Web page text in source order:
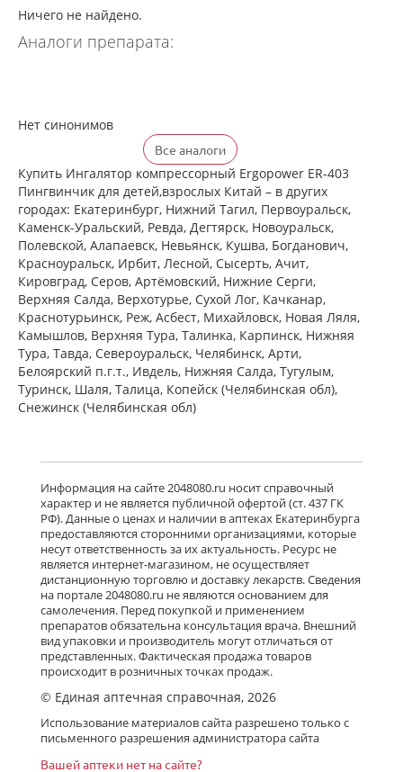
Ничего не найдено.
Аналоги препарата:
Нет синонимов
Все аналоги
Купить Ингалятор компрессорный Ergopower ER-403
Пингвинчик для детей,взрослых Китай – в других
городах: Екатеринбург, Нижний Тагил, Первоуральск,
Каменск-Уральский, Ревда, Дегтярск, Новоуральск,
Полевской, Алапаевск, Невьянск, Кушва, Богданович,
Красноуральск, Ирбит, Лесной, Сысерть, Ачит,
Кировград, Серов, Артёмовский, Нижние Cерги,
Верхняя Салда, Верхотурье, Сухой Лог, Качканар,
Краснотурьинск, Реж, Асбест, Михайловск, Новая Ляля,
Камышлов, Верхняя Тура, Талинка, Карпинск, Нижняя
Тура, Тавда, Североуральск, Челябинск, Арти,
Белоярский п.г.т., Ивдель, Нижняя Салда, Тугулым,
Туринск, Шаля, Талица, Копейск (Челябинская обл),
Снежинск (Челябинская обл)
Информация на сайте 2048080.ru носит справочный
характер и не является публичной офертой (ст. 437 ГК
РФ). Данные о ценах и наличии в аптеках Екатеринбурга
предоставляются сторонними организациями, которые
несут ответственность за их актуальность. Ресурс не
является интернет-магазином, не осуществляет
дистанционную торговлю и доставку лекарств. Сведения
на портале 2048080.ru не являются основанием для
самолечения. Перед покупкой и применением
препаратов обязательна консультация врача. Внешний
вид упаковки и производитель могут отличаться от
представленных. Фактическая продажа товаров
происходит в розничных точках продаж.
© Единая аптечная справочная, 2026
Использование материалов сайта разрешено только с
письменного разрешения администратора сайта
Вашей аптеки нет на сайте?